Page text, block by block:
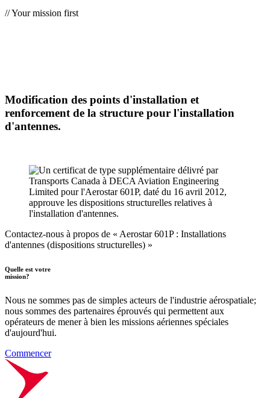
// Your mission first
Modification des points d'installation et
renforcement de la structure pour l'installation
d'antennes.
Contactez-nous à propos de « Aerostar 601P : Installations
d'antennes (dispositions structurelles) »
Quelle est votre
mission?
Nous ne sommes pas de simples acteurs de l'industrie aérospatiale;
nous sommes des partenaires éprouvés qui permettent aux
opérateurs de mener à bien les missions aériennes spéciales
d'aujourd'hui.
Commencer